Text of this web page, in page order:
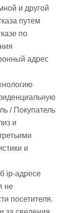
и другой
путем
по
адрес
/ Покупатель
и
и
ip-адресе
не
посетителя.